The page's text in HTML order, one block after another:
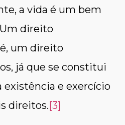
a vida é um bem
direito
um direito
já que se constitui
e exercício
direitos.[3]